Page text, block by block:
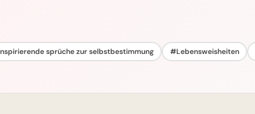
sprüche zur selbstbestimmung #Lebensweisheiten